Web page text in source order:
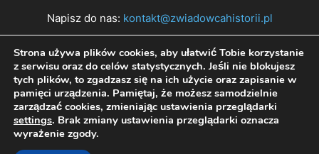
Napisz do nas: kontakt@zwiadowcahistorii.pl
PODĄŻAJ ZA NAMI
Strona używa plików cookies, aby ułatwić Tobie korzystanie
z serwisu oraz do celów statystycznych. Jeśli nie blokujesz
tych plików, to zgadzasz się na ich użycie oraz zapisanie w
pamięci urządzenia. Pamiętaj, że możesz samodzielnie
zarządzać cookies, zmieniając ustawienia przeglądarki
settings. Brak zmiany ustawienia przeglądarki oznacza
wyrażenie zgody.